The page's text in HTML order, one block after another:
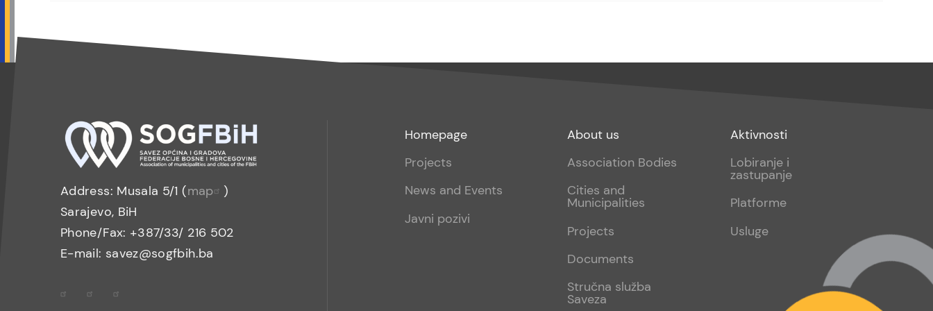
Address: Musala 5/1 (map
)
Sarajevo, BiH
Phone/Fax: +387/33/ 216 502
E-mail: savez@sogfbih.ba
Footer
menu
Homepage
Projects
News and Events
Javni pozivi
Footer
sub
About us
Association Bodies
Cities and
Municipalities
Projects
Documents
Stručna služba
Saveza
Footer
sub
Aktivnosti
Lobiranje i
zastupanje
Platforme
Usluge